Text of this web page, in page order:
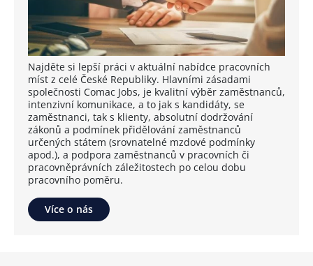
Najděte si lepší práci v aktuální nabídce pracovních
míst z celé České Republiky. Hlavními zásadami
společnosti Comac Jobs, je kvalitní výběr zaměstnanců,
intenzivní komunikace, a to jak s kandidáty, se
zaměstnanci, tak s klienty, absolutní dodržování
zákonů a podmínek přidělování zaměstnanců
určených státem (srovnatelné mzdové podmínky
apod.), a podpora zaměstnanců v pracovních či
pracovněprávních záležitostech po celou dobu
pracovního poměru.
Více o nás